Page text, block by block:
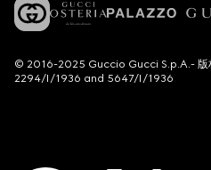
© 2016-2025 Guccio Gucci S.p.A.- 版
2294/I/1936 and 5647/I/1936